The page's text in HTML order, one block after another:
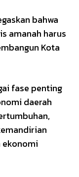
bahwa
amanah harus
Kota
fase penting
daerah
ekonomi